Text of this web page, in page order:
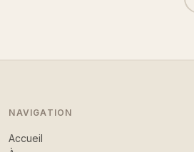
NAVIGATION
Accueil